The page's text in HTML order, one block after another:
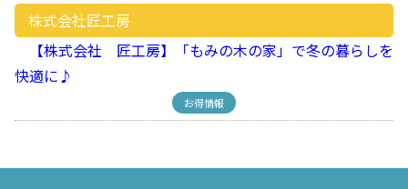
株式会社匠工房
【株式会社 匠工房】「もみの木の家」で冬の暮らしを
快適に♪
お得情報